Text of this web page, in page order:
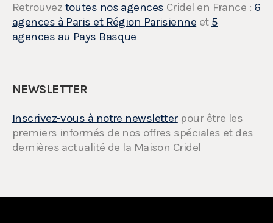
Retrouvez toutes nos agences Cridel en France : 6
agences à Paris et Région Parisienne et 5
agences au Pays Basque
NEWSLETTER
Inscrivez-vous à notre newsletterpour être les
premiers informés de nos offres spéciales et des
dernières actualité de la Maison Cridel